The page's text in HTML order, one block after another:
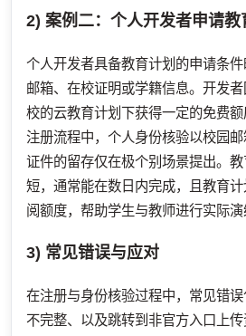
2) 案例二：个人开发者申请
个人开发者具备教育计划的申请条
邮箱、在校证明或学籍信息。开发
校的云教育计划下获得一定的免费额
注册流程中，个人身份核验以校园
证件的留存仅在极个别场景提出。
短，通常能在数日内完成，且教育
阅额度，帮助学生与教师进行实际演
3) 常见错误与应对
在注册与身份核验过程中，常见错
不完整、以及跳转到非官方入口上